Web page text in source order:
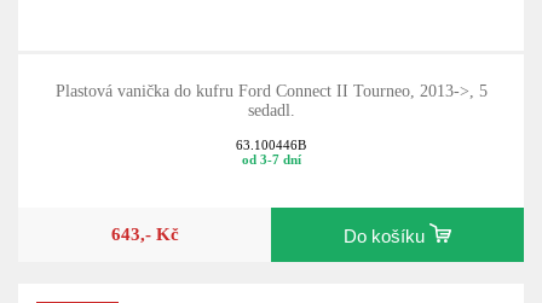
Plastová vanička do kufru Ford Connect II Tourneo, 2013->, 5
sedadl.
63.100446B
od 3-7 dní
643,- Kč Do košíku